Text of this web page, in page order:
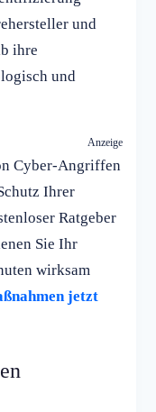
und
ihre
und
Anzeige
Cyber-Angriffen
Ihrer
Ratgeber
Sie Ihr
wirksam
jetzt